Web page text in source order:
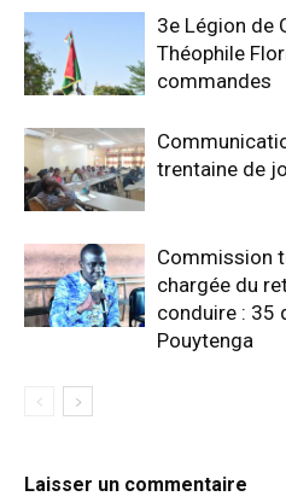
3e Légion de
Théophile
commandes
trentaine de
Commission
chargée du
conduire : 35
Pouytenga
Laisser un commentaire